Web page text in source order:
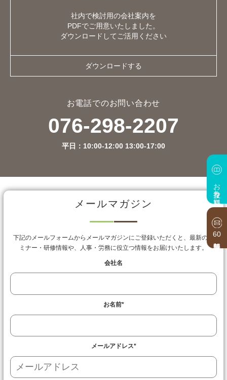
お役立ち資料
60
社内で検討用の会社案内を
PDFでご用意いたしました。
ダウンロードしてご活用ください
ダウンロードする
お電話でのお問い合わせ
076-298-2207
平日：10:00-12:00 13:00-17:00
メールマガジン
下記のメールフォームからメールマガジンにご登録いただくと、最新のセ
ミナー・研修情報や、人事・労務に役立つ情報をお届けいたします。
会社名
お名前*
メールアドレス*